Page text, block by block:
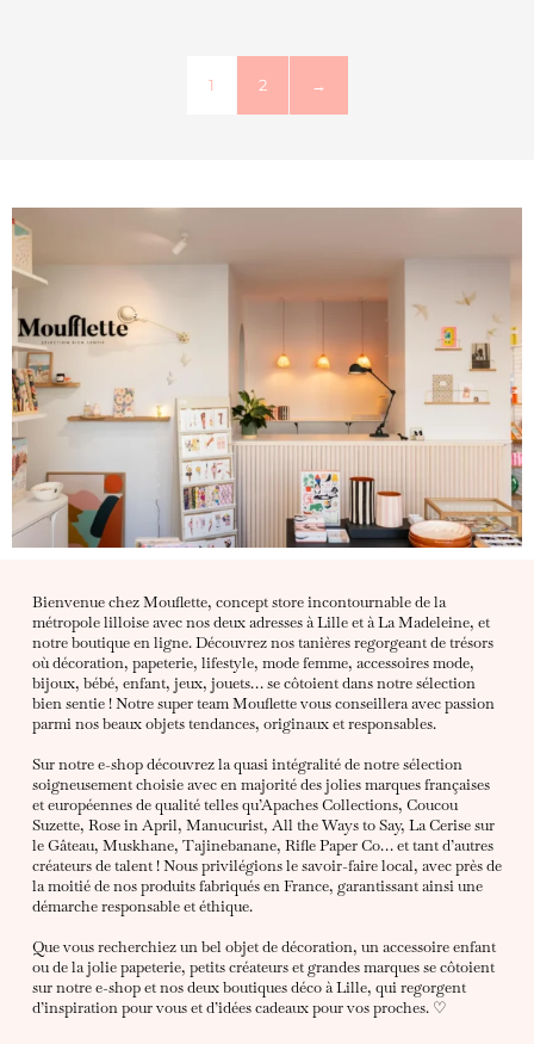
1 2 →
Bienvenue chez Mouflette, concept store incontournable de la
métropole lilloise avec nos deux adresses à Lille et à La Madeleine, et
notre boutique en ligne. Découvrez nos tanières regorgeant de trésors
où décoration, papeterie, lifestyle, mode femme, accessoires mode,
bijoux, bébé, enfant, jeux, jouets… se côtoient dans notre sélection
bien sentie ! Notre super team Mouflette vous conseillera avec passion
parmi nos beaux objets tendances, originaux et responsables.
Sur notre e-shop découvrez la quasi intégralité de notre sélection
soigneusement choisie avec en majorité des jolies marques françaises
et européennes de qualité telles qu’Apaches Collections, Coucou
Suzette, Rose in April, Manucurist, All the Ways to Say, La Cerise sur
le Gâteau, Muskhane, Tajinebanane, Rifle Paper Co… et tant d’autres
créateurs de talent ! Nous privilégions le savoir-faire local, avec près de
la moitié de nos produits fabriqués en France, garantissant ainsi une
démarche responsable et éthique.
Que vous recherchiez un bel objet de décoration, un accessoire enfant
ou de la jolie papeterie, petits créateurs et grandes marques se côtoient
sur notre e-shop et nos deux boutiques déco à Lille, qui regorgent
d’inspiration pour vous et d’idées cadeaux pour vos proches. ♡